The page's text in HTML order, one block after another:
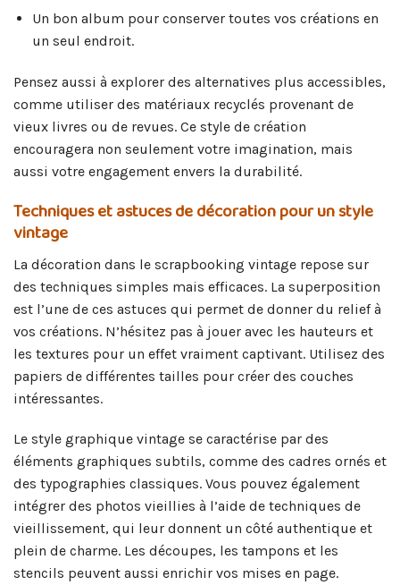
Un bon album pour conserver toutes vos créations en
un seul endroit.
Pensez aussi à explorer des alternatives plus accessibles,
comme utiliser des matériaux recyclés provenant de
vieux livres ou de revues. Ce style de création
encouragera non seulement votre imagination, mais
aussi votre engagement envers la durabilité.
Techniques et astuces de décoration pour un style
vintage
La décoration dans le scrapbooking vintage repose sur
des techniques simples mais efficaces. La superposition
est l’une de ces astuces qui permet de donner du relief à
vos créations. N’hésitez pas à jouer avec les hauteurs et
les textures pour un effet vraiment captivant. Utilisez des
papiers de différentes tailles pour créer des couches
intéressantes.
Le style graphique vintage se caractérise par des
éléments graphiques subtils, comme des cadres ornés et
des typographies classiques. Vous pouvez également
intégrer des photos vieillies à l’aide de techniques de
vieillissement, qui leur donnent un côté authentique et
plein de charme. Les découpes, les tampons et les
stencils peuvent aussi enrichir vos mises en page.